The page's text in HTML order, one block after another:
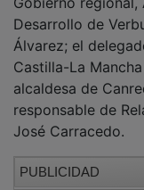
Desarrollo de
Álvarez; el
Castilla-La
alcaldesa de
responsable de
José Carracedo.